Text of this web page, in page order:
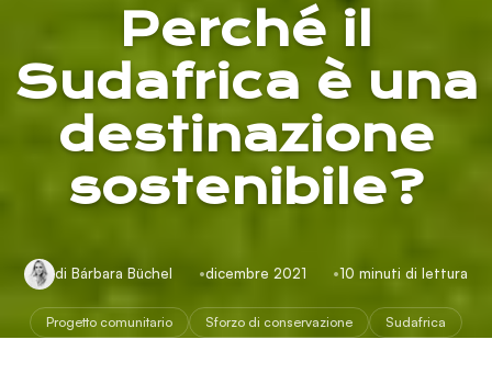
Perché il
Sudafrica è una
destinazione
sostenibile?
di Bárbara Büchel dicembre 2021 10 minuti di lettura
Progetto comunitario Sforzo di conservazione Sudafrica